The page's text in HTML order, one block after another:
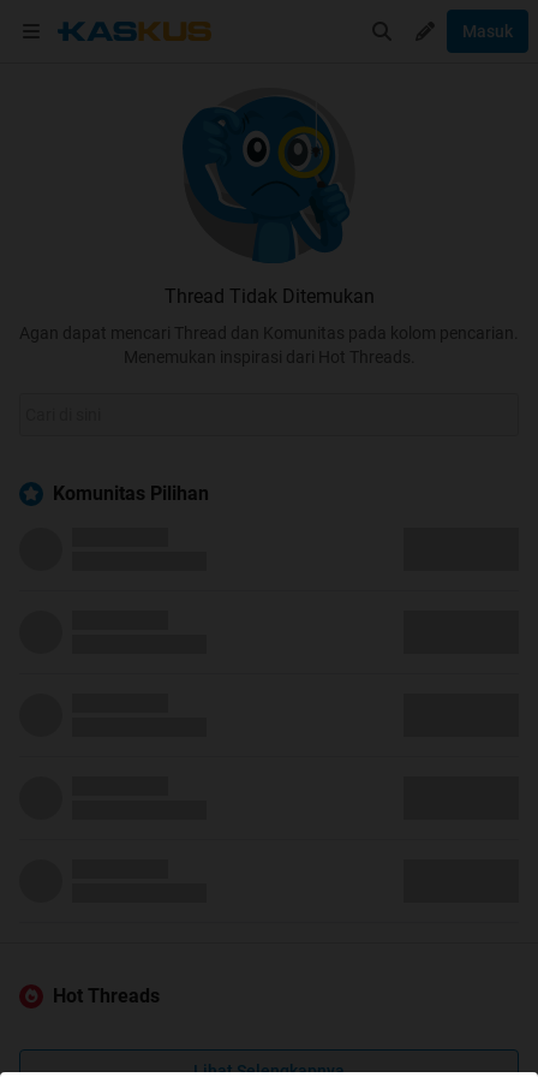
Masuk
Thread Tidak Ditemukan
Agan dapat mencari Thread dan Komunitas pada kolom pencarian.
Menemukan inspirasi dari Hot Threads.
Komunitas Pilihan
Hot Threads
Lihat Selengkapnya